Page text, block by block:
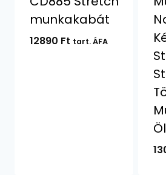
munkakabát
12890 Ft tart. ÁFA